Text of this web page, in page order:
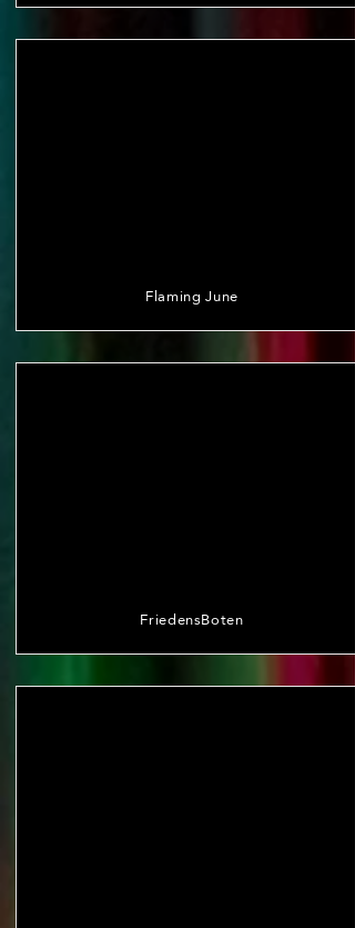
Flaming June
FriedensBoten